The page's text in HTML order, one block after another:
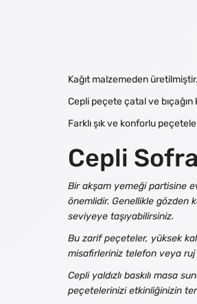
Kağıt malzemeden
Cepli peçete çatal ve
Farklı şık ve konforlu
Cepli
Bir akşam yemeği partisine
önemlidir. Genellikle gözden
seviyeye taşıyabilirsiniz.
Bu zarif peçeteler, yüksek
misafirleriniz telefon veya ruj
Cepli yaldızlı baskılı masa
peçetelerinizi etkinliğinizin